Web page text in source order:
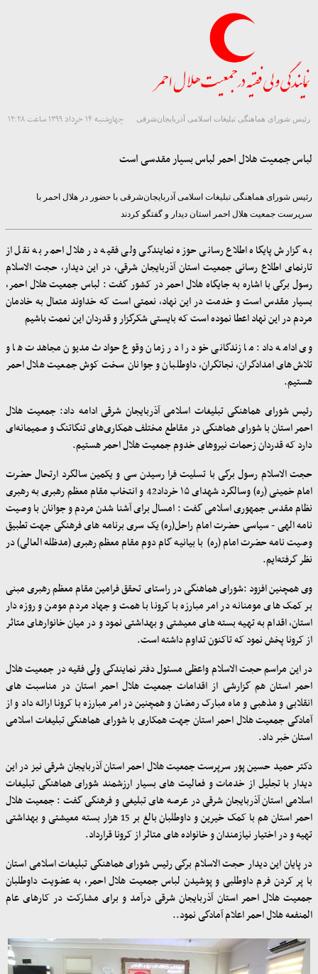
رئیس شورای هماهنگی تبلیغات اسلامی آذربایجان‌شرقی چهارشنبه ۱۴ خرداد ۱۳۹۹ ساعت ۱۲:۲۸
لباس جمعیت هلال احمر لباس بسیار مقدسی است
رئیس شورای هماهنگی تبلیغات اسلامی آذربایجان‌شرقی با حضور در هلال احمر با
سرپرست جمعیت هلال احمر استان دیدار و گفتگو کردند
به گزارش پایگاه اطلاع رسانی حوزه نمایندگی ولی فقیه در هلال احمر به نقل از
تارنمای اطلاع رسانی جمعیت استان آذربایجان شرقی، در این دیدار، حجت الاسلام
رسول برگی با اشاره به جایگاه هلال احمر در کشور گفت : لباس جمعیت هلال احمر،
بسیار مقدس است و خدمت در این نهاد، نعمتی است که خداوند متعال به خادمان
مردم در این نهاد اعطا نموده است که بایستی شکرگزار و قدردان این نعمت باشیم
وی ادامه داد: ما زندگانی خود را در زمان وقوع حوادث مدیون مجاهدت ها و
تلاش‌های امدادگران، نجاتگران، داوطلبان و جوانان سخت کوش جمعیت هلال احمر
هستیم.
رئیس شورای هماهنگی تبلیغات اسلامی آذربایجان‌ شرقی ادامه داد: جمعیت هلال
احمر استان با شورای هماهنگی در مقاطع مختلف همکاری‌های تنگاتنگ و صمیمانه‌ای
دارد که قدردان زحمات نیروهای خدوم جمعیت هلال احمر هستیم.
حجت الاسلام رسول برگی با تسلیت فرا رسیدن سی و یکمین سالگرد ارتحال حضرت
امام خمینی (ره) وسالگرد شهدای ۱۵ خرداد42 و انتخاب مقام معظم رهبری به رهبری
نظام مقدس جمهوری اسلامی گفت : امسال برای آشنا شدن مردم و جوانان با وصیت
نامه الهی - سیاسی حضرت امام راحل(ره) یک سری برنامه های فرهنگی جهت تطبیق
وصیت نامه حضرت امام (ره) با بیانیه گام دوم مقام معظم رهبری (مدظله العالی) در
نظر گرفته‌ایم.
وی همچنین افزود :شورای هماهنگی در راستای تحقق فرامین مقام معظم رهبری مبنی
بر کمک های مومنانه در امر مبارزه با کرونا با همت و جهاد مردم مومن و روزه دار
استان، اقدام به تهیه بسته های معیشتی و بهداشتی نمود و در میان خانوارهای متاثر
از کرونا پخش نمود که تاکنون تداوم داشته است.
در این مراسم حجت الاسلام واعظی مسئول دفتر نمایندگی ولی فقیه در جمعیت هلال
احمر استان هم گزارشی از اقدامات جمعیت هلال احمر استان در مناسبت های
انقلابی و مذهبی و ماه مبارک رمضان و همچنین در امر مبارزه با کرونا ارائه داد و از
آمادگی جمعیت هلال احمر استان جهت همکاری با شورای هماهنگی تبلیغات اسلامی
استان خبر داد.
دکتر حمید حسین پور سرپرست جمعیت هلال احمر استان آذربایجان شرقی نیز در این
دیدار با تجلیل از خدمات و فعالیت های بسیار ارزشمند شورای هماهنگی تبلیغات
اسلامی استان آذربایجان ‌شرقی در عرصه های تبلیغی و فرهنگی گفت : جمعیت هلال
احمر استان هم با کمک خیرین و داوطلبان بالغ بر 15 هزار بسته معیشتی و بهداشتی
تهیه و در اختیار نیازمندان و خانواده های متاثر از کرونا قرارداد.
در پایان این دیدار حجت الاسلام برگی رئیس شورای هماهنگی تبلیغات اسلامی استان
با پر کردن فرم داوطلبی و پوشیدن لباس جمعیت هلال احمر، به عضویت داوطلبان
جمعیت هلال احمر استان آذربایجان شرقی درآمد و برای مشارکت در کارهای عام
المنفعه هلال احمر اعلام آمادگی نمود..